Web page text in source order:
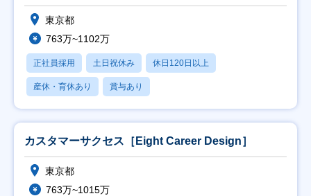
東京都
763万~1102万
正社員採用 土日祝休み 休日120日以上
産休・育休あり 賞与あり
カスタマーサクセス［Eight Career Design］
東京都
763万~1015万